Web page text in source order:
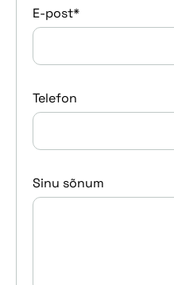
E-post*
Telefon
Sinu sõnum